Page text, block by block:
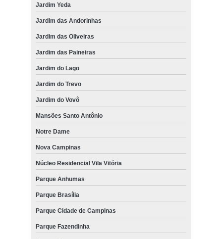
Jardim Yeda
Jardim das Andorinhas
Jardim das Oliveiras
Jardim das Paineiras
Jardim do Lago
Jardim do Trevo
Jardim do Vovô
Mansões Santo Antônio
Notre Dame
Nova Campinas
Núcleo Residencial Vila Vitória
Parque Anhumas
Parque Brasília
Parque Cidade de Campinas
Parque Fazendinha